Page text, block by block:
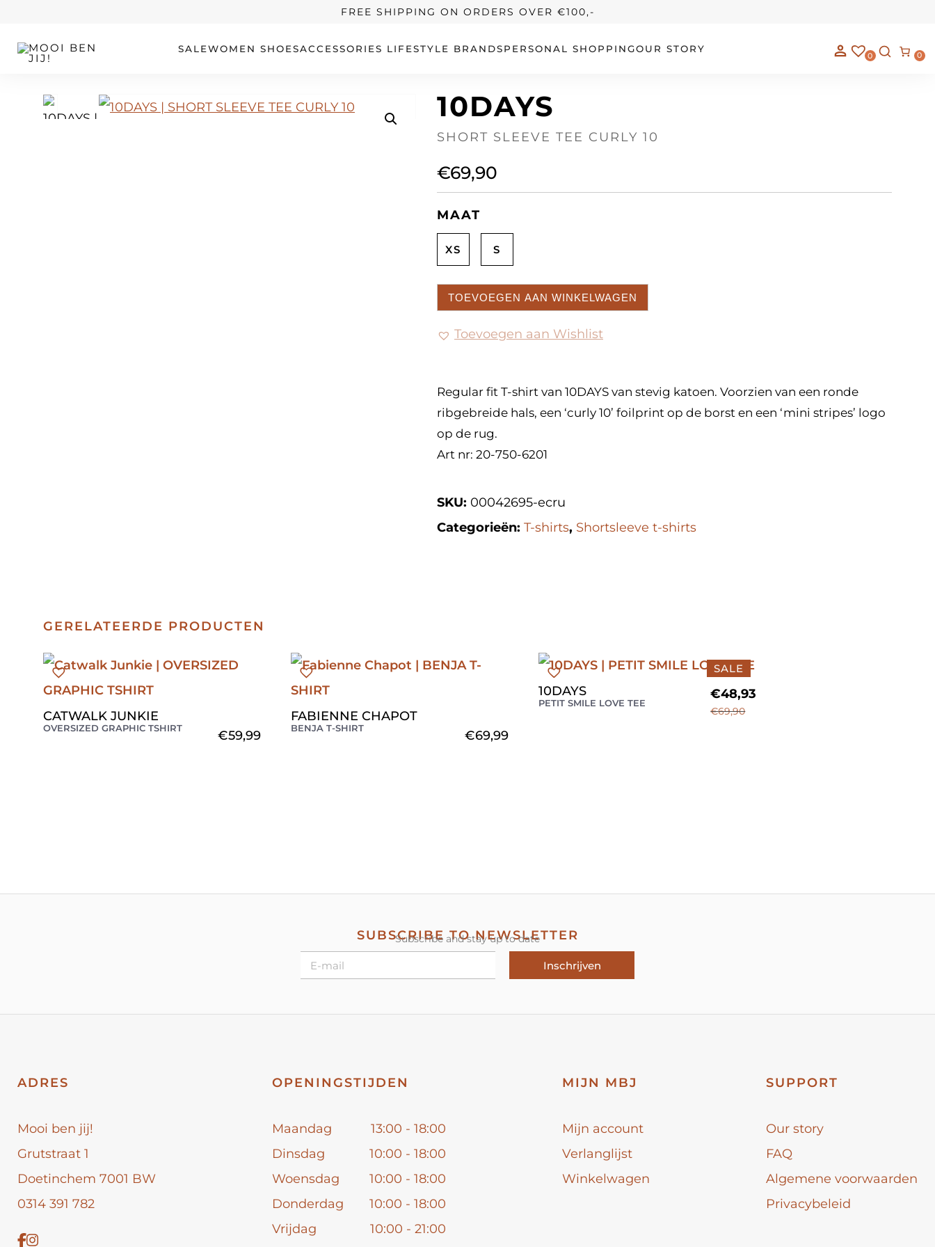
FREE SHIPPING ON ORDERS OVER €100,-
SALEWOMEN SHOESACCESSORIES LIFESTYLE BRANDSPERSONAL SHOPPINGOUR STORY
0 0
10DAYS
SHORT SLEEVE TEE CURLY 10
€69,90
MAAT
XS S
TOEVOEGEN AAN WINKELWAGEN
Toevoegen aan Wishlist
Regular fit T-shirt van 10DAYS van stevig katoen. Voorzien van een ronde
ribgebreide hals, een ‘curly 10’ foilprint op de borst en een ‘mini stripes’ logo
op de rug.
Art nr: 20-750-6201
SKU: 00042695-ecru
Categorieën: T-shirts, Shortsleeve t-shirts
GERELATEERDE PRODUCTEN
CATWALK JUNKIE
OVERSIZED GRAPHIC TSHIRT €59,99
FABIENNE CHAPOT
BENJA T-SHIRT €69,99
10DAYS
PETIT SMILE LOVE TEE
€69,90
€48,93
SALE
SUBSCRIBE TO NEWSLETTER
Subscribe and stay up to date
Inschrijven
ADRES
Mooi ben jij!
Grutstraat 1
Doetinchem 7001 BW
0314 391 782
OPENINGSTIJDEN
Maandag
13:00 - 18:00
Dinsdag
10:00 - 18:00
Woensdag
10:00 - 18:00
Donderdag
10:00 - 18:00
Vrijdag
10:00 - 21:00
MIJN MBJ
Mijn account
Verlanglijst
Winkelwagen
SUPPORT
Our story
FAQ
Algemene voorwaarden
Privacybeleid